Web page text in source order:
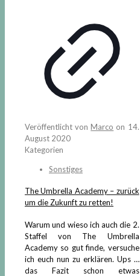
Veröffentlicht vonMarco on 14.
August 2020
Kategorien
Sonstiges
The Umbrella Academy – zurück
um die Zukunft zu retten!
Warum und wieso ich auch die 2.
Staffel von The Umbrella
Academy so gut finde, versuche
ich euch nun zu erklären. Ups …
das Fazit schon etwas